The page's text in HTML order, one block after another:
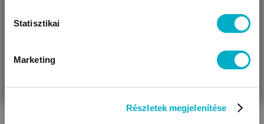
Statisztikai
Marketing
Részletek megjelenítése
8 190 Ft
VÁRANDÓS
AJÁNDÉKOT